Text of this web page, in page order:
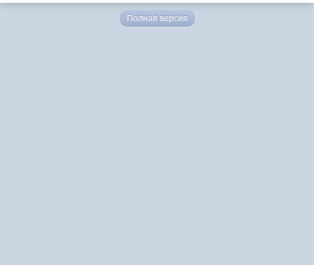
Полная версия